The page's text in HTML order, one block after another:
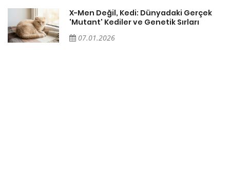
X-Men Değil, Kedi: Dünyadaki Gerçek
'Mutant' Kediler ve Genetik Sırları
07.01.2026